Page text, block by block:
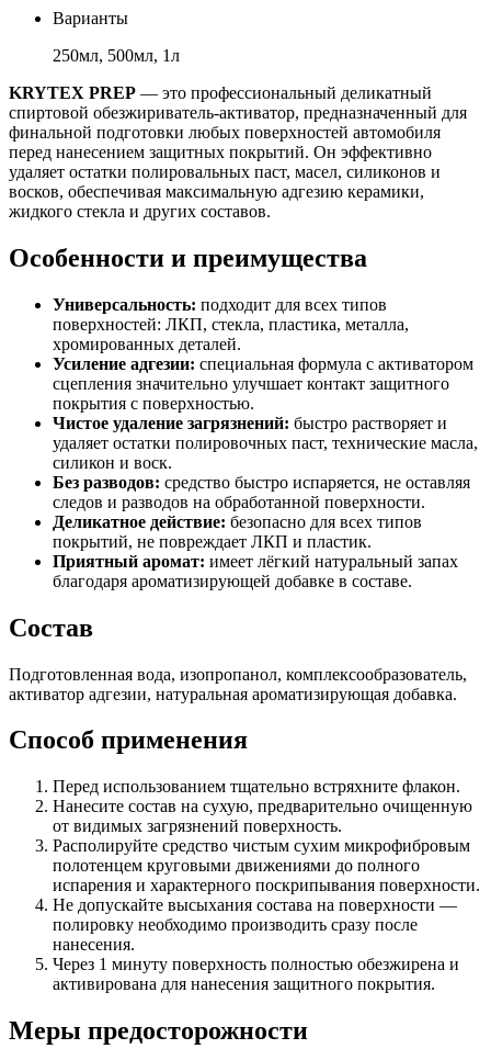
Варианты
250мл, 500мл, 1л
KRYTEX PREP — это профессиональный деликатный
спиртовой обезжириватель-активатор, предназначенный для
финальной подготовки любых поверхностей автомобиля
перед нанесением защитных покрытий. Он эффективно
удаляет остатки полировальных паст, масел, силиконов и
восков, обеспечивая максимальную адгезию керамики,
жидкого стекла и других составов.
Особенности и преимущества
Универсальность: подходит для всех типов
поверхностей: ЛКП, стекла, пластика, металла,
хромированных деталей.
Усиление адгезии: специальная формула с активатором
сцепления значительно улучшает контакт защитного
покрытия с поверхностью.
Чистое удаление загрязнений: быстро растворяет и
удаляет остатки полировочных паст, технические масла,
силикон и воск.
Без разводов: средство быстро испаряется, не оставляя
следов и разводов на обработанной поверхности.
Деликатное действие: безопасно для всех типов
покрытий, не повреждает ЛКП и пластик.
Приятный аромат: имеет лёгкий натуральный запах
благодаря ароматизирующей добавке в составе.
Состав
Подготовленная вода, изопропанол, комплексообразователь,
активатор адгезии, натуральная ароматизирующая добавка.
Способ применения
Перед использованием тщательно встряхните флакон.
Нанесите состав на сухую, предварительно очищенную
от видимых загрязнений поверхность.
Располируйте средство чистым сухим микрофибровым
полотенцем круговыми движениями до полного
испарения и характерного поскрипывания поверхности.
Не допускайте высыхания состава на поверхности —
полировку необходимо производить сразу после
нанесения.
Через 1 минуту поверхность полностью обезжирена и
активирована для нанесения защитного покрытия.
Меры предосторожности